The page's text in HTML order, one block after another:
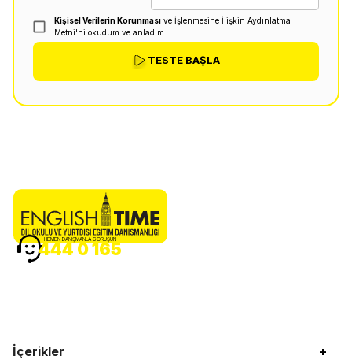
Kişisel Verilerin Korunması ve İşlenmesine İlişkin Aydınlatma
Metni'ni okudum ve anladım.
TESTE BAŞLA
İçerikler +
HEMEN DANIŞMANLA GÖRÜŞÜN
444 0 165